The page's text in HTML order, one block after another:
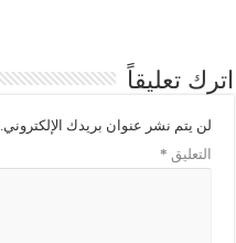
اترك تعليقاً
لن يتم نشر عنوان بريدك الإلكتروني.
التعليق *